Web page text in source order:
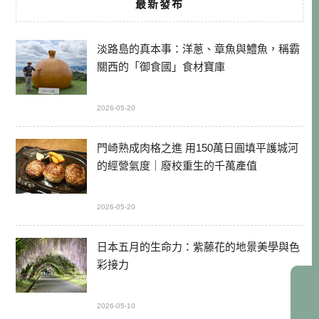
最新發布
淡路島的真本事：洋蔥、章魚與鱧魚，稱霸
關西的「御食國」食材寶庫
2026-05-20
門崎熟成肉格之進 用150萬日圓填平護城河
的經營氣度｜廢校重生的千萬產值
2026-05-20
日本五月的生命力：紫藤花的地景美學與色
彩接力
2026-05-10